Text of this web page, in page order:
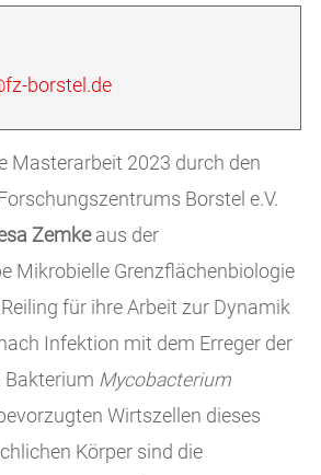
borstel.de
Masterarbeit 2023 durch den
Borstel e.V.
Zemkeaus der
Mikrobielle Grenzflächenbiologie
für ihre Arbeit zur Dynamik
Infektion mit dem Erreger der
Bakterium Mycobacterium
Wirtszellen dieses
Körper sind die